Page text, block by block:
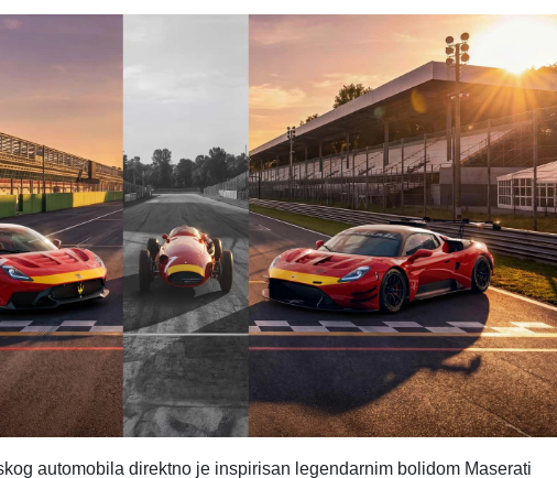
automobila direktno je inspirisan legendarnim bolidom Maserati